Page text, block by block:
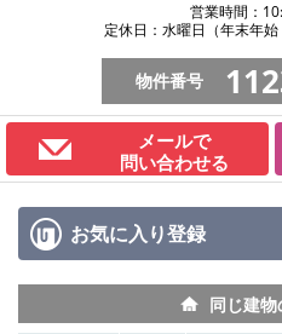
営業時間：
定休日：水曜日（年末年始
物件番号
メールで
問い合わせる
お気に入り登録
同じ建